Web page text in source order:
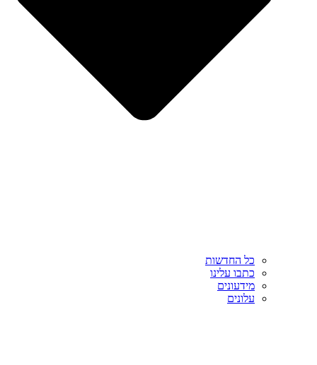
כל החדשות
כתבו עלינו
מידעונים
עלונים